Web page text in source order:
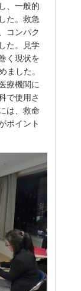
、一般的
た。救急
コンパク
た。見学
く現状を
ました。
療機関に
で使用さ
は、救命
ポイント